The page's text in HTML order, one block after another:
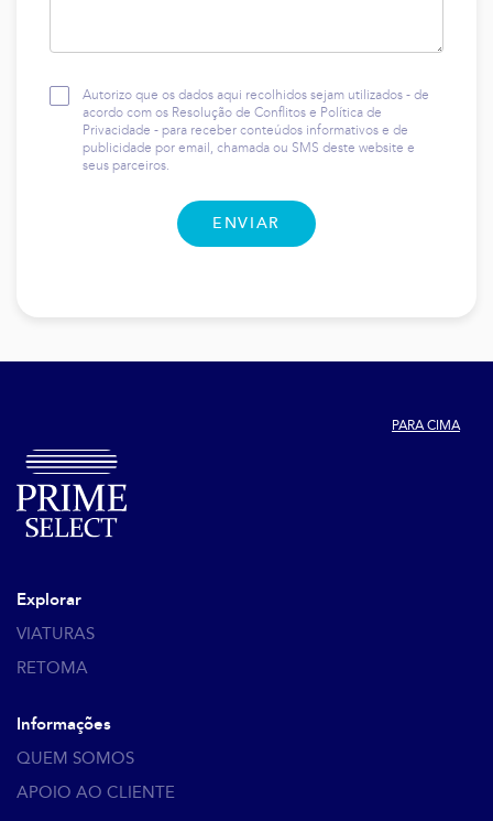
Autorizo que os dados aqui recolhidos sejam utilizados - de
acordo com os Resolução de Conflitos e Política de
Privacidade - para receber conteúdos informativos e de
publicidade por email, chamada ou SMS deste website e
seus parceiros.
ENVIAR
PARA CIMA
Explorar
VIATURAS
RETOMA
Informações
QUEM SOMOS
APOIO AO CLIENTE